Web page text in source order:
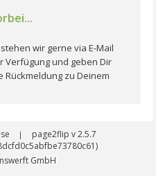
wir gerne via E-Mail
Verfügung und geben Dir
zu Deinem
|
page2flip v 2.5.7
GmbH